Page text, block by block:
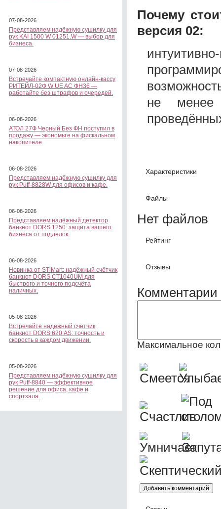
07-08-2026
Представляем надёжную сушилку для
рук KAI 1500 W 01251.W — выбор для
бизнеса.
07-08-2026
Встречайте компактную онлайн-кассу
РИТЕЙЛ-02Ф W UE AC ФН36 —
работайте без штрафов и очередей.
06-08-2026
АТОЛ 27Ф Черный Без ФН поступил в
продажу — экономьте на фискальном
накопителе.
06-08-2026
Представляем надёжную сушилку для
рук Puff-8828W для офисов и кафе.
06-08-2026
Представляем надёжный детектор
банкнот DORS 1250: защита вашего
бизнеса от подделок.
06-08-2026
Новинка от STiMart: надёжный счётчик
банкнот DORS CT1040UM для
быстрого и точного подсчёта
наличных.
05-08-2026
Встречайте надёжный счётчик
банкнот DORS 620 АS: точность и
скорость в каждом движении.
05-08-2026
Представляем надёжную сушилку для
рук Puff-8840 — эффективное
решение для офиса, кафе и
спортзала.
Почему
версия 02:
не менее
Характеристики
Файлы
Нет файлов
Рейтинг
Отзывы
Комментарии
Максимальное